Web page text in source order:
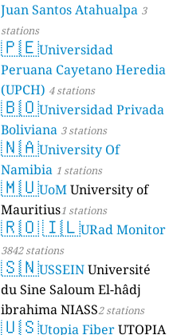
Juan Santos Atahualpa 3
stations
🇵🇪Universidad
Peruana Cayetano Heredia
(UPCH) 4 stations
🇧🇴Universidad Privada
Boliviana 3 stations
🇳🇦University Of
Namibia 1 stations
🇲🇺UoMUniversity of
Mauritius1 stations
🇷🇴🇮🇱URad Monitor
3842 stations
🇸🇳USSEINUniversité
du Sine Saloum El-hâdj
ibrahima NIASS2 stations
🇺🇸Utopia FiberUTOPIA